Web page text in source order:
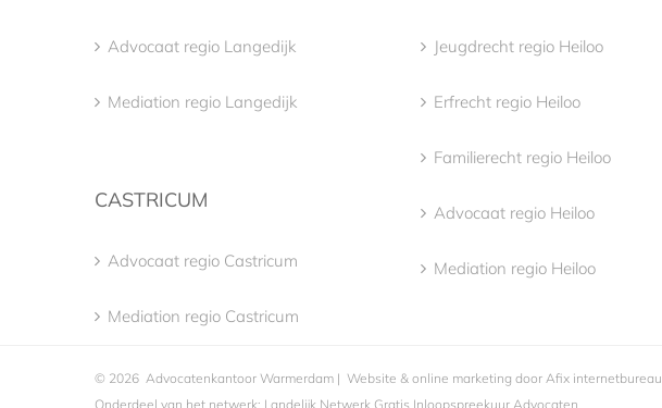
Advocaat regio Langedijk
Mediation regio Langedijk
CASTRICUM
Advocaat regio Castricum
Mediation regio Castricum
Jeugdrecht regio Heiloo
Erfrecht regio Heiloo
Familierecht regio Heiloo
Advocaat regio Heiloo
Mediation regio Heiloo
© 2026 Advocatenkantoor Warmerdam | Website & online marketing door Afix internetbureau
Onderdeel van het netwerk: Landelijk Netwerk Gratis Inloopspreekuur Advocaten